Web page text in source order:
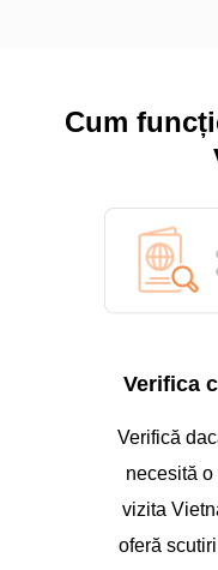
Cum
Verifica
Verifică
necesită o
vizita
oferă